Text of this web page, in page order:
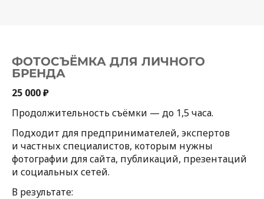
ФОТОСЪЁМКА ДЛЯ ЛИЧНОГО
БРЕНДА
25 000 ₽
Продолжительность съёмки — до 1,5 часа.
Подходит для предпринимателей, экспертов
и частных специалистов, которым нужны
фотографии для сайта, публикаций, презентаций
и социальных сетей.
В результате: